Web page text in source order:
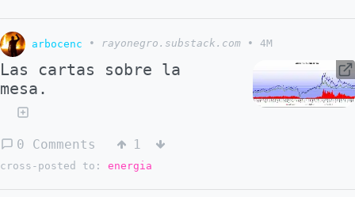
arbocenc • rayonegro.substack.com • 4M
Las cartas sobre la
mesa.
0 Comments 1
cross-posted to: energia